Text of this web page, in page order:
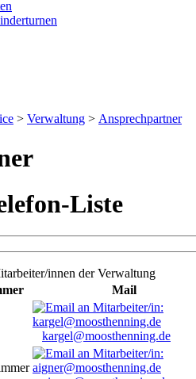
> Verwaltung > Ansprechpartner
Liste
innen der Verwaltung
Mail
kargel@moosthenning.de